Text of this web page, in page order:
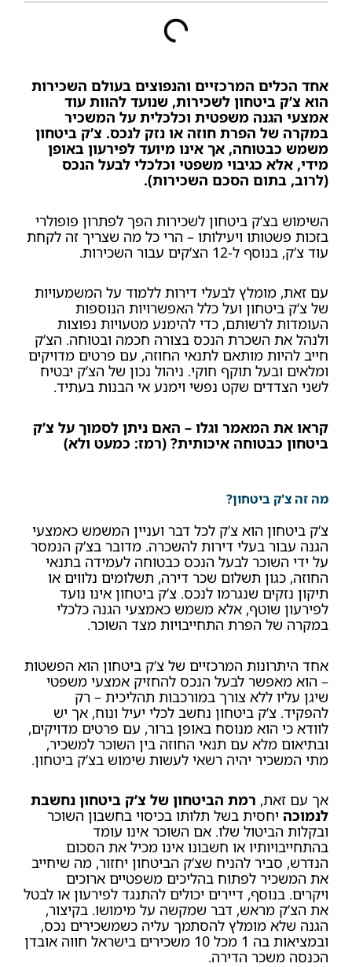
אחד הכלים המרכזיים והנפוצים בעולם השכירות
הוא צ’ק ביטחון לשכירות, שנועד להוות עוד
אמצעי הגנה משפטית וכלכלית על המשכיר
במקרה של הפרת חוזה או נזק לנכס. צ’ק ביטחון
משמש כבטוחה, אך אינו מיועד לפירעון באופן
מידי, אלא כגיבוי משפטי וכלכלי לבעל הנכס
(לרוב, בתום הסכם השכירות).
השימוש בצ’ק ביטחון לשכירות הפך לפתרון פופולרי
בזכות פשטותו ויעילותו – הרי כל מה שצריך זה לקחת
עוד צ’ק, בנוסף ל-12 הצ’קים עבור השכירות.
עם זאת, מומלץ לבעלי דירות ללמוד על המשמעויות
של צ’ק ביטחון ועל כלל האפשרויות הנוספות
העומדות לרשותם, כדי להימנע מטעויות נפוצות
ולנהל את השכרת הנכס בצורה חכמה ובטוחה. הצ’ק
חייב להיות מותאם לתנאי החוזה, עם פרטים מדויקים
ומלאים ובעל תוקף חוקי. ניהול נכון של הצ’ק יבטיח
לשני הצדדים שקט נפשי וימנע אי הבנות בעתיד.
קראו את המאמר וגלו – האם ניתן לסמוך על צ’ק
ביטחון כבטוחה איכותית? (רמז: כמעט ולא)
מה זה צ'ק ביטחון?
צ’ק ביטחון הוא צ’ק לכל דבר ועניין המשמש כאמצעי
הגנה עבור בעלי דירות להשכרה. מדובר בצ’ק הנמסר
על ידי השוכר לבעל הנכס כבטוחה לעמידה בתנאי
החוזה, כגון תשלום שכר דירה, תשלומים נלווים או
תיקון נזקים שנגרמו לנכס. צ’ק ביטחון אינו נועד
לפירעון שוטף, אלא משמש כאמצעי הגנה כלכלי
במקרה של הפרת התחייבויות מצד השוכר.
אחד היתרונות המרכזיים של צ’ק ביטחון הוא הפשטות
– הוא מאפשר לבעל הנכס להחזיק אמצעי משפטי
שיגן עליו ללא צורך במורכבות תהליכית – רק
להפקיד. צ’ק ביטחון נחשב לכלי יעיל ונוח, אך יש
לוודא כי הוא מנוסח באופן ברור, עם פרטים מדויקים,
ובתיאום מלא עם תנאי החוזה בין השוכר למשכיר,
מתי המשכיר יהיה רשאי לעשות שימוש בצ’ק ביטחון.
אך עם זאת, רמת הביטחון של צ’ק ביטחון נחשבת
לנמוכה יחסית בשל תלותו בכיסוי בחשבון השוכר
ובקלות הביטול שלו. אם השוכר אינו עומד
בהתחייבויותיו או חשבונו אינו מכיל את הסכום
הנדרש, סביר להניח שצ’ק הביטחון יחזור, מה שיחייב
את המשכיר לפתוח בהליכים משפטיים ארוכים
ויקרים. בנוסף, דיירים יכולים להתנגד לפירעון או לבטל
את הצ’ק מראש, דבר שמקשה על מימושו. בקיצור,
הגנה שלא מומלץ להסתמך עליה כשמשכירים נכס,
ובמציאות בה 1 מכל 10 משכירים בישראל חווה אובדן
הכנסה משכר הדירה.